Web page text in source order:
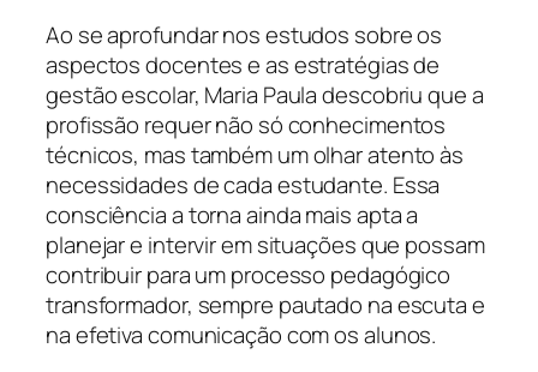
Ao se aprofundar nos estudos sobre os
aspectos docentes e as estratégias de
gestão escolar, Maria Paula descobriu que a
profissão requer não só conhecimentos
técnicos, mas também um olhar atento às
necessidades de cada estudante. Essa
consciência a torna ainda mais apta a
planejar e intervir em situações que possam
contribuir para um processo pedagógico
transformador, sempre pautado na escuta e
na efetiva comunicação com os alunos.